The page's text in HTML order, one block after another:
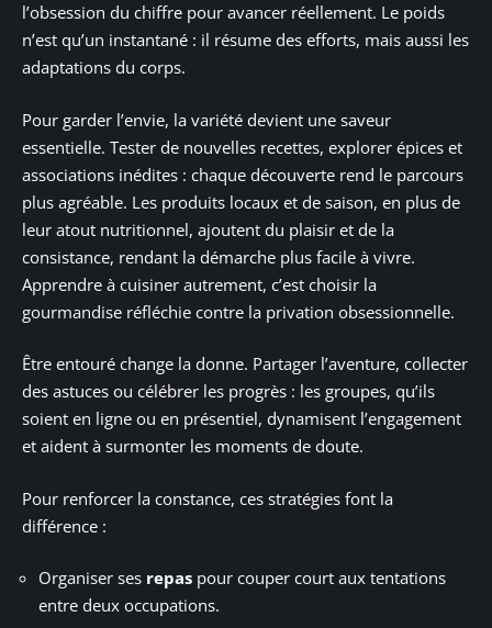
l’obsession du chiffre pour avancer réellement. Le poids
n’est qu’un instantané : il résume des efforts, mais aussi les
adaptations du corps.
Pour garder l’envie, la variété devient une saveur
essentielle. Tester de nouvelles recettes, explorer épices et
associations inédites : chaque découverte rend le parcours
plus agréable. Les produits locaux et de saison, en plus de
leur atout nutritionnel, ajoutent du plaisir et de la
consistance, rendant la démarche plus facile à vivre.
Apprendre à cuisiner autrement, c’est choisir la
gourmandise réfléchie contre la privation obsessionnelle.
Être entouré change la donne. Partager l’aventure, collecter
des astuces ou célébrer les progrès : les groupes, qu’ils
soient en ligne ou en présentiel, dynamisent l’engagement
et aident à surmonter les moments de doute.
Pour renforcer la constance, ces stratégies font la
différence :
Organiser ses repas pour couper court aux tentations
entre deux occupations.